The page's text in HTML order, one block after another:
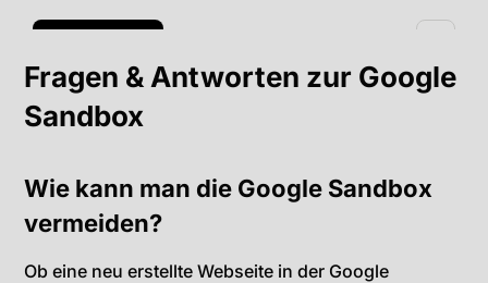
Fragen & Antworten zur Google
Sandbox
Wie kann man die Google Sandbox
vermeiden?
Ob eine neu erstellte Webseite in der Google